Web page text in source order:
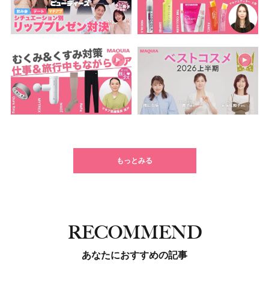
もっとみる
RECOMMEND
あなたにおすすめの記事